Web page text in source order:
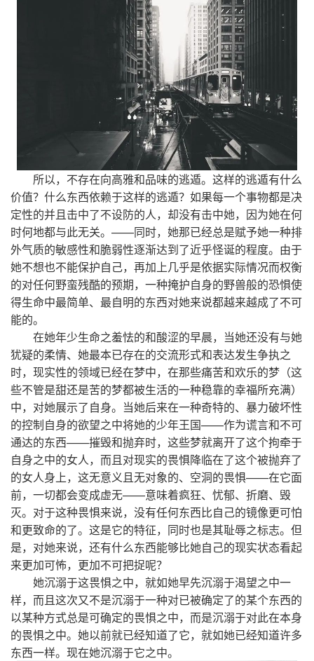
所以，不存在向高雅和品味的逃遁。这样的逃遁有什么
价值？什么东西依赖于这样的逃遁？如果每一个事物都是决
定性的并且击中了不设防的人，却没有击中她，因为她在何
时何地都与此无关。——同时，她那已经总是赋予她一种排
外气质的敏感性和脆弱性逐渐达到了近乎怪诞的程度。由于
她不想也不能保护自己，再加上几乎是依据实际情况而权衡
的对任何野蛮残酷的预期，一种掩护自身的野兽般的恐惧使
得生命中最简单、最自明的东西对她来说都越来越成了不可
能的。
在她年少生命之羞怯的和酸涩的早晨，当她还没有与她
犹疑的柔情、她最本已存在的交流形式和表达发生争执之
时，现实性的领域已经在梦中，在那些痛苦和欢乐的梦（这
些不管是甜还是苦的梦都被生活的一种稳靠的幸福所充满）
中，对她展示了自身。当她后来在一种奇特的、暴力破坏性
的控制自身的欲望之中将她的少年王国——作为谎言和不可
通达的东西——摧毁和抛弃时，这些梦就离开了这个拘牵于
自身之中的女人，而且对现实的畏惧降临在了这个被抛弃了
的女人身上，这无意义且无对象的、空洞的畏惧——在它面
前，一切都会变成虚无——意味着疯狂、忧郁、折磨、毁
灭。对于这种畏惧来说，没有任何东西比自己的镜像更可怕
和更致命的了。这是它的特征，同时也是其耻辱之标志。但
是，对她来说，还有什么东西能够比她自己的现实状态看起
来更加可怖，更加不可把捉呢？
她沉溺于这畏惧之中，就如她早先沉溺于渴望之中一
样，而且这次又不是沉溺于一种对已被确定了的某个东西的
以某种方式总是可确定的畏惧之中，而是沉溺于对此在本身
的畏惧之中。她以前就已经知道了它，就如她已经知道许多
东西一样。现在她沉溺于它之中。